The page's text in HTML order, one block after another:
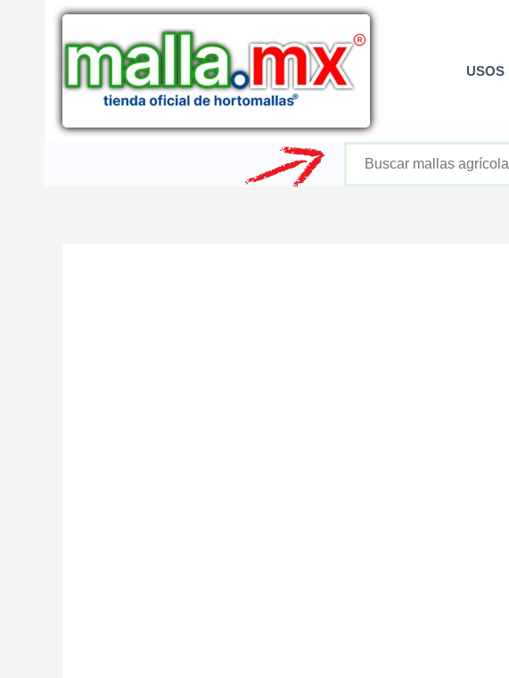
contenido
USOS